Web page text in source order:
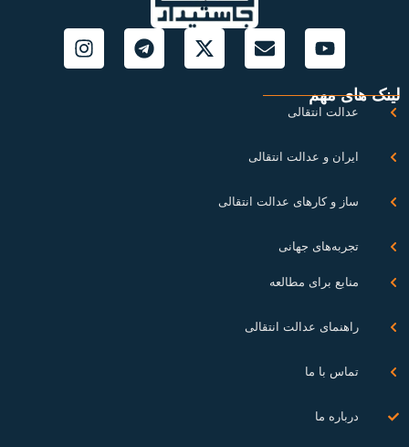
های مهم
عدالت انتقالی
ایران و عدالت انتقالی
ساز و کارهای عدالت انتقالی
تجربه‌های جهانی
منابع برای مطالعه
راهنمای عدالت انتقالی
تماس با ما
درباره ما